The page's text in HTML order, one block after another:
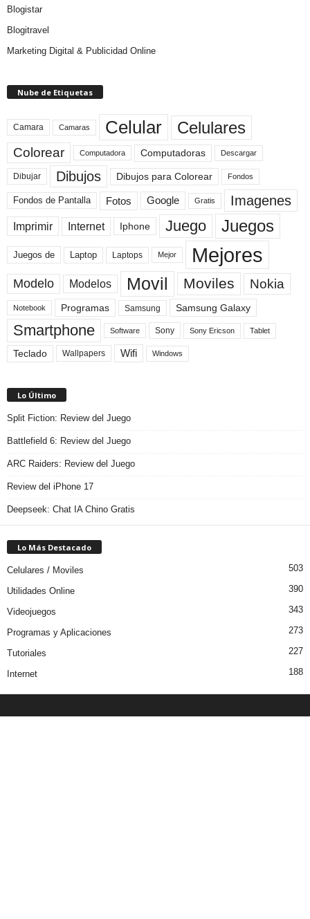
Blogistar
Blogitravel
Marketing Digital & Publicidad Online
Nube de Etiquetas
Camara Camaras Celular Celulares
Colorear Computadora Computadoras Descargar
Dibujar Dibujos Dibujos para Colorear Fondos
Fondos de Pantalla Fotos Google Gratis Imagenes
Imprimir Internet Iphone Juego Juegos
Juegos de Laptop Laptops Mejor Mejores
Modelo Modelos Movil Moviles Nokia
Notebook Programas Samsung Samsung Galaxy
Smartphone Software Sony Sony Ericson Tablet
Teclado Wallpapers Wifi Windows
Lo Último
Split Fiction: Review del Juego
Battlefield 6: Review del Juego
ARC Raiders: Review del Juego
Review del iPhone 17
Deepseek: Chat IA Chino Gratis
Lo Más Destacado
Celulares / Moviles 503
Utilidades Online 390
Videojuegos 343
Programas y Aplicaciones 273
Tutoriales 227
Internet 188